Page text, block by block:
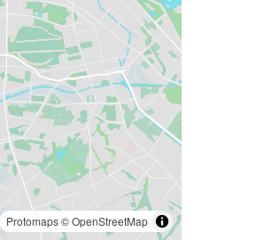
Protomaps©OpenStreetMap